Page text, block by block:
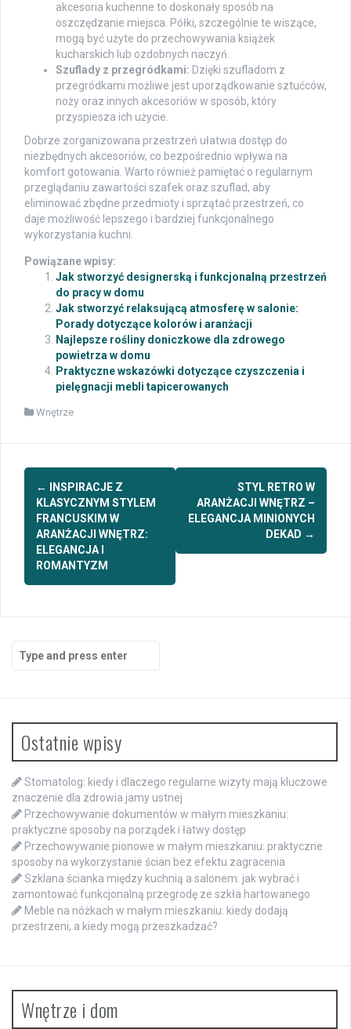
akcesoria kuchenne to doskonały sposób na
oszczędzanie miejsca. Półki, szczególnie te wiszące,
mogą być użyte do przechowywania książek
kucharskich lub ozdobnych naczyń.
Szuflady z przegródkami: Dzięki szufladom z
przegródkami możliwe jest uporządkowanie sztućców,
noży oraz innych akcesoriów w sposób, który
przyspiesza ich użycie.
Dobrze zorganizowana przestrzeń ułatwia dostęp do
niezbędnych akcesoriów, co bezpośrednio wpływa na
komfort gotowania. Warto również pamiętać o regularnym
przeglądaniu zawartości szafek oraz szuflad, aby
eliminować zbędne przedmioty i sprzątać przestrzeń, co
daje możliwość lepszego i bardziej funkcjonalnego
wykorzystania kuchni.
Powiązane wpisy:
Jak stworzyć designerską i funkcjonalną przestrzeń
do pracy w domu
Jak stworzyć relaksującą atmosferę w salonie:
Porady dotyczące kolorów i aranżacji
Najlepsze rośliny doniczkowe dla zdrowego
powietrza w domu
Praktyczne wskazówki dotyczące czyszczenia i
pielęgnacji mebli tapicerowanych
Wnętrze
Post
navigation
←
INSPIRACJE Z
KLASYCZNYM STYLEM
FRANCUSKIM W
ARANŻACJI WNĘTRZ:
ELEGANCJA I
ROMANTYZM
STYL RETRO W
ARANŻACJI WNĘTRZ –
ELEGANCJA MINIONYCH
DEKAD →
Search
for:
Ostatnie wpisy
Stomatolog: kiedy i dlaczego regularne wizyty mają kluczowe
znaczenie dla zdrowia jamy ustnej
Przechowywanie dokumentów w małym mieszkaniu:
praktyczne sposoby na porządek i łatwy dostęp
Przechowywanie pionowe w małym mieszkaniu: praktyczne
sposoby na wykorzystanie ścian bez efektu zagracenia
Szklana ścianka między kuchnią a salonem: jak wybrać i
zamontować funkcjonalną przegrodę ze szkła hartowanego
Meble na nóżkach w małym mieszkaniu: kiedy dodają
przestrzeni, a kiedy mogą przeszkadzać?
Wnętrze i dom